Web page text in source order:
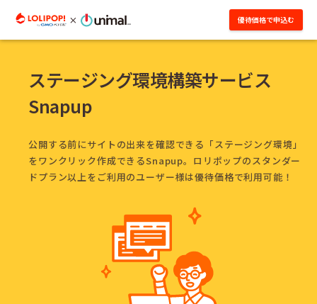
ロリポップ！レンタルサーバー
コラボレーション 優待価格で申込む
ステージング環境構築サービス
Snapup
公開する前にサイトの出来を確認できる「ステージング環境」
をワンクリック作成できるSnapup。ロリポップのスタンダー
ドプラン以上をご利用のユーザー様は優待価格で利用可能！